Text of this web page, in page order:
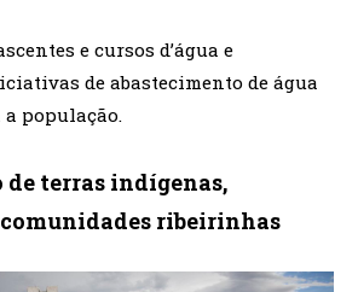
e cursos d’água e
de abastecimento de água
população.
de terras indígenas,
ribeirinhas